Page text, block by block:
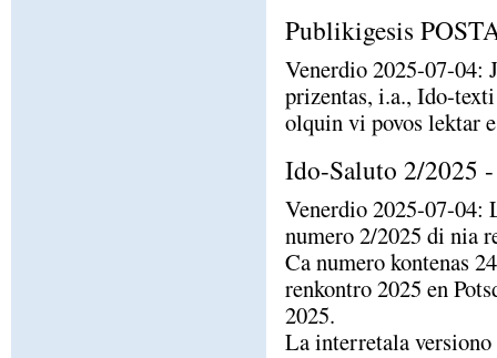
Publikigesis
Venerdio 2025-07-04:
prizentas, i.a., Ido-
olquin vi povos lektar
Ido-Saluto 2/2025
Venerdio 2025-07-04:
numero 2/2025 di nia
Ca numero kontenas
renkontro 2025 en
2025.
La interretala